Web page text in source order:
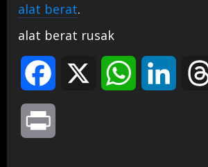
alat berat.
alat berat rusak
Facebook WhatsApp